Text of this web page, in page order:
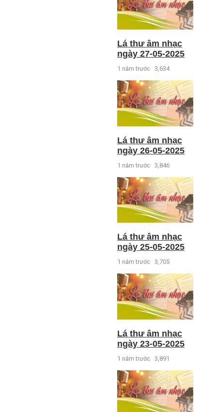
Lá thư âm nhạc
ngày 27-05-2025
1 năm trước 3,634
Lá thư âm nhạc
ngày 26-05-2025
1 năm trước 3,846
Lá thư âm nhạc
ngày 25-05-2025
1 năm trước 3,705
Lá thư âm nhạc
ngày 23-05-2025
1 năm trước 3,891